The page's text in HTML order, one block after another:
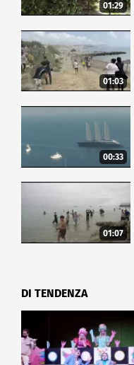
01:29
01:03
00:33
01:07
DI TENDENZA